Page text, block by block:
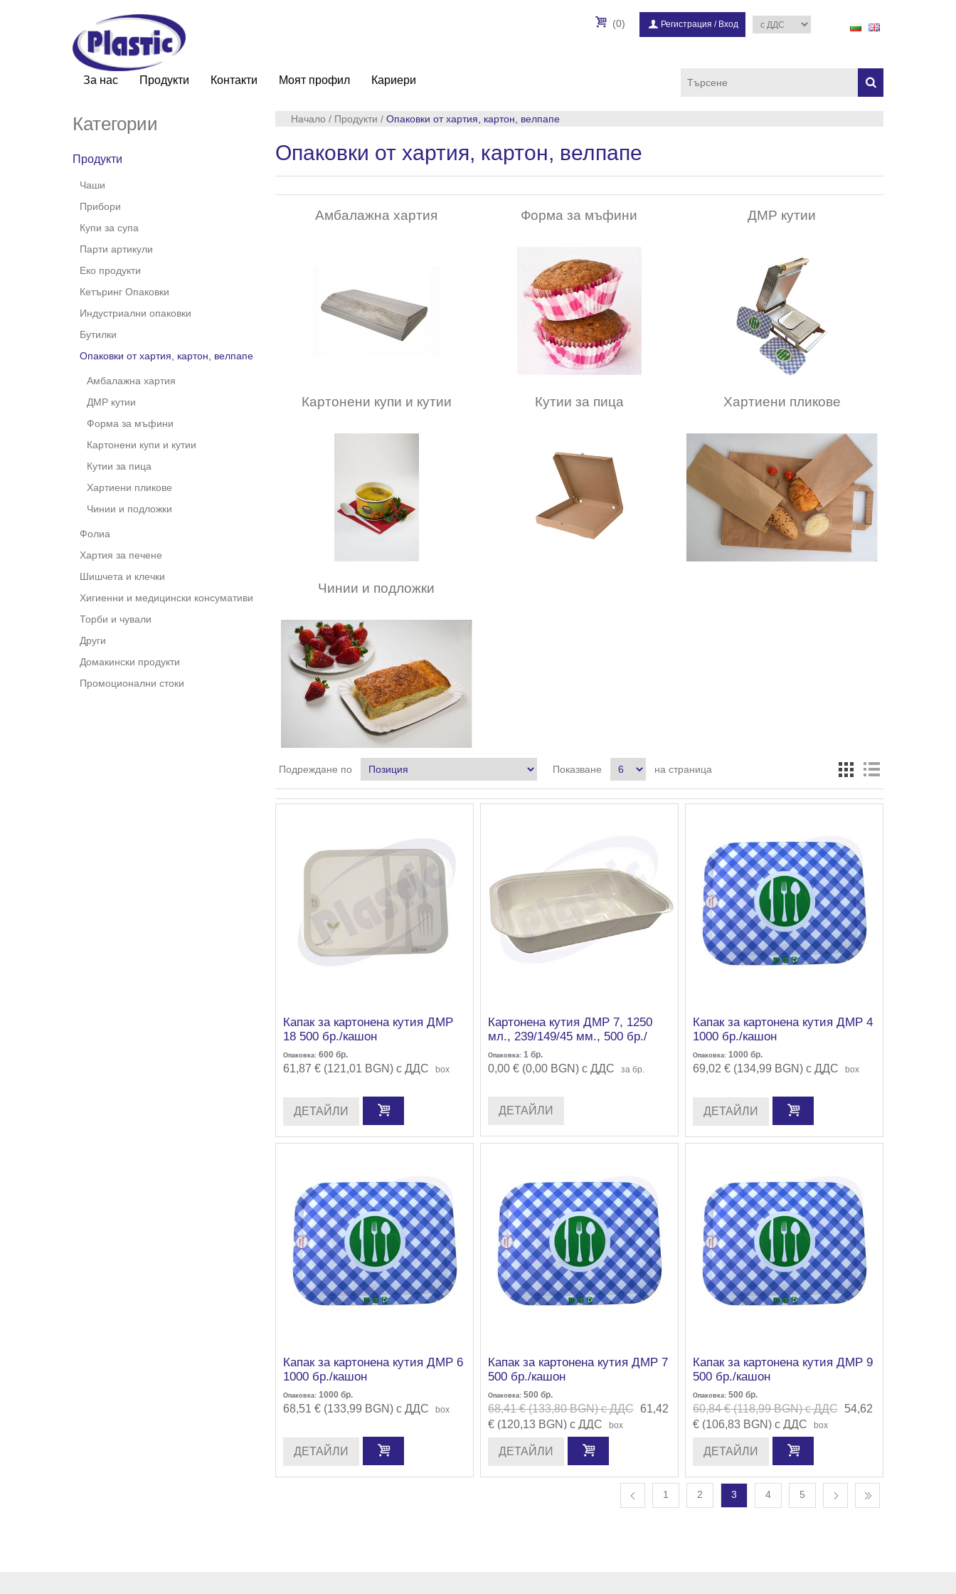
(0) Регистрация / Вход
За нас Продукти Контакти Моят профил Кариери
Категории
Продукти
Чаши
Прибори
Купи за супа
Парти артикули
Еко продукти
Кетъринг Опаковки
Индустриални опаковки
Бутилки
Опаковки от хартия, картон, велпапе
Амбалажна хартия
ДМР кутии
Форма за мъфини
Картонени купи и кутии
Кутии за пица
Хартиени пликове
Чинии и подложки
Фолиа
Хартия за печене
Шишчета и клечки
Хигиенни и медицински консумативи
Торби и чували
Други
Домакински продукти
Промоционални стоки
Начало / Продукти / Опаковки от хартия, картон, велпапе
Опаковки от хартия, картон, велпапе
Амбалажна хартия Форма за мъфини ДМР кутии
Картонени купи и кутии Кутии за пица Хартиени пликове
Чинии и подложки
Подреждане по Показване на страница
Капак за картонена кутия ДМР
18 500 бр./кашон
Опаковка: 600 бр.
61,87 € (121,01 BGN) с ДДС box
ДЕТАЙЛИ
Картонена кутия ДМР 7, 1250
мл., 239/149/45 мм., 500 бр./
кашон
Опаковка: 1 бр.
0,00 € (0,00 BGN) с ДДС за бр.
ДЕТАЙЛИ
Капак за картонена кутия ДМР 4
1000 бр./кашон
Опаковка: 1000 бр.
69,02 € (134,99 BGN) с ДДС box
ДЕТАЙЛИ
Капак за картонена кутия ДМР 6
1000 бр./кашон
Опаковка: 1000 бр.
68,51 € (133,99 BGN) с ДДС box
ДЕТАЙЛИ
Капак за картонена кутия ДМР 7
500 бр./кашон
Опаковка: 500 бр.
68,41 € (133,80 BGN) с ДДС 61,42
€ (120,13 BGN) с ДДС
box
ДЕТАЙЛИ
Капак за картонена кутия ДМР 9
500 бр./кашон
Опаковка: 500 бр.
60,84 € (118,99 BGN) с ДДС
54,62
€ (106,83 BGN) с ДДС
box
ДЕТАЙЛИ
1 2 3 4 5